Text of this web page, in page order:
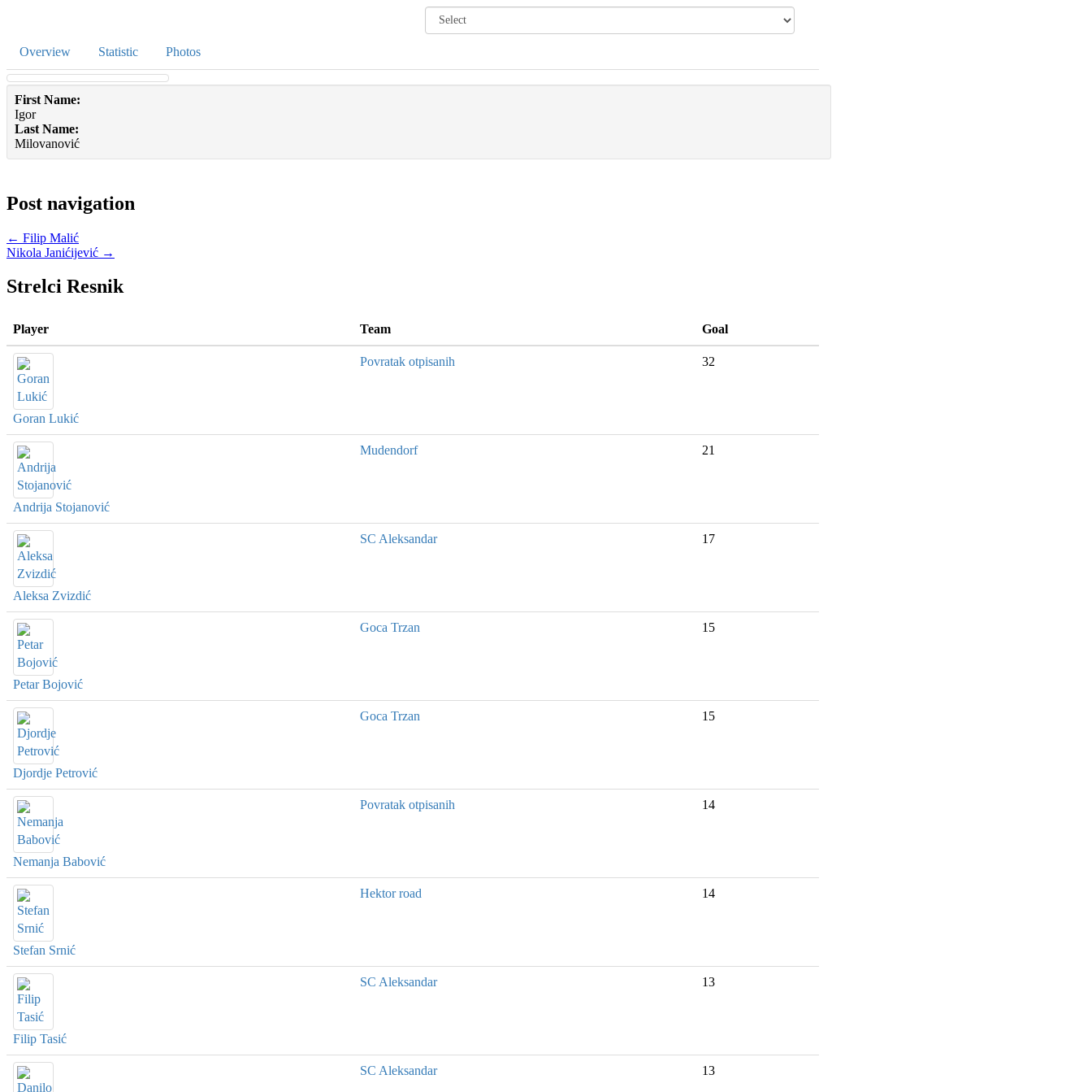
Overview Statistic Photos
First Name:
Igor
Last Name:
Milovanović
Post navigation
← Filip Malić
Nikola Janićijević →
Strelci Resnik
Player Team Goal
Goran Lukić
Povratak otpisanih 32
Andrija Stojanović
Mudendorf 21
Aleksa Zvizdić
SC Aleksandar 17
Petar Bojović
Goca Trzan 15
Djordje Petrović
Goca Trzan 15
Nemanja Babović
Povratak otpisanih 14
Stefan Srnić
Hektor road 14
Filip Tasić
SC Aleksandar 13
SC Aleksandar 13